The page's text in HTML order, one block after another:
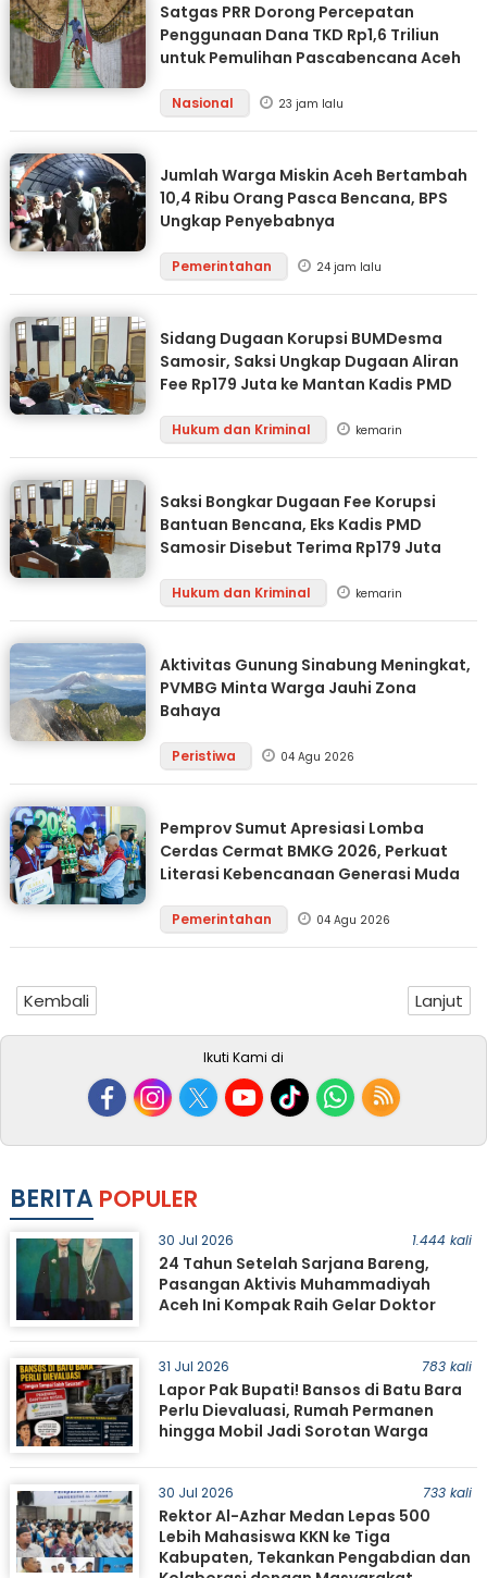
Satgas PRR Dorong Percepatan
Penggunaan Dana TKD Rp1,6 Triliun
untuk Pemulihan Pascabencana Aceh
Nasional 23 jam lalu
Jumlah Warga Miskin Aceh Bertambah
10,4 Ribu Orang Pasca Bencana, BPS
Ungkap Penyebabnya
Pemerintahan 24 jam lalu
Sidang Dugaan Korupsi BUMDesma
Samosir, Saksi Ungkap Dugaan Aliran
Fee Rp179 Juta ke Mantan Kadis PMD
Hukum dan Kriminal kemarin
Saksi Bongkar Dugaan Fee Korupsi
Bantuan Bencana, Eks Kadis PMD
Samosir Disebut Terima Rp179 Juta
Hukum dan Kriminal kemarin
Aktivitas Gunung Sinabung Meningkat,
PVMBG Minta Warga Jauhi Zona
Bahaya
Peristiwa 04 Agu 2026
Pemprov Sumut Apresiasi Lomba
Cerdas Cermat BMKG 2026, Perkuat
Literasi Kebencanaan Generasi Muda
Pemerintahan 04 Agu 2026
Kembali Lanjut
Ikuti Kami di
BERITA POPULER
30 Jul 2026 1.444 kali
24 Tahun Setelah Sarjana Bareng,
Pasangan Aktivis Muhammadiyah
Aceh Ini Kompak Raih Gelar Doktor
31 Jul 2026 783 kali
Lapor Pak Bupati! Bansos di Batu Bara
Perlu Dievaluasi, Rumah Permanen
hingga Mobil Jadi Sorotan Warga
30 Jul 2026 733 kali
Rektor Al-Azhar Medan Lepas 500
Lebih Mahasiswa KKN ke Tiga
Kabupaten, Tekankan Pengabdian dan